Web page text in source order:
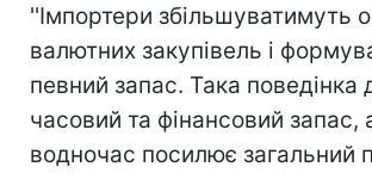
''Імпортери збільшуватимуть
валютних закупівель і
певний запас. Така поведінка
часовий та фінансовий запас,
водночас посилює загальний